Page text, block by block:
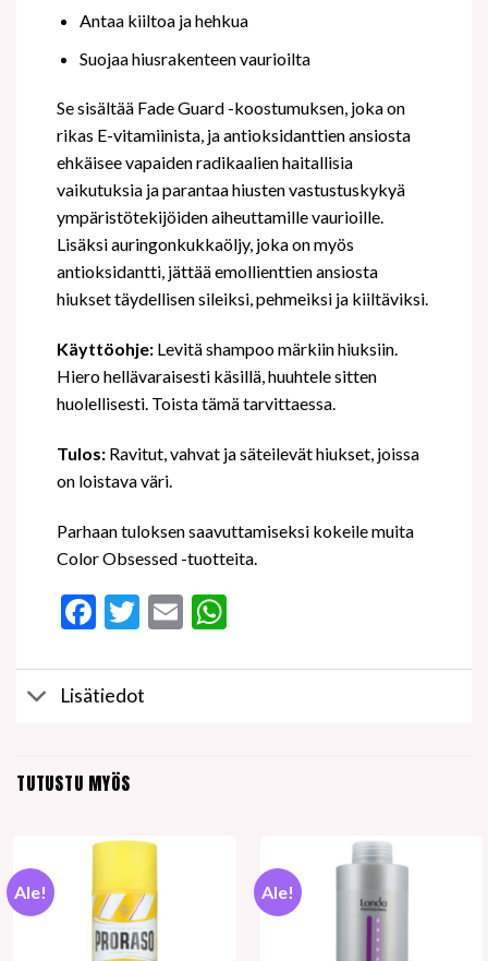
Antaa kiiltoa ja hehkua
Suojaa hiusrakenteen vaurioilta
Se sisältää Fade Guard -koostumuksen, joka on
rikas E-vitamiinista, ja antioksidanttien ansiosta
ehkäisee vapaiden radikaalien haitallisia
vaikutuksia ja parantaa hiusten vastustuskykyä
ympäristötekijöiden aiheuttamille vaurioille.
Lisäksi auringonkukkaöljy, joka on myös
antioksidantti, jättää emollienttien ansiosta
hiukset täydellisen sileiksi, pehmeiksi ja kiiltäviksi.
Käyttöohje: Levitä shampoo märkiin hiuksiin.
Hiero hellävaraisesti käsillä, huuhtele sitten
huolellisesti. Toista tämä tarvittaessa.
Tulos: Ravitut, vahvat ja säteilevät hiukset, joissa
on loistava väri.
Parhaan tuloksen saavuttamiseksi kokeile muita
Color Obsessed -tuotteita.
Facebook
Twitter
EmailWhatsApp
Lisätiedot
TUTUSTU MYÖS
Ale! Ale!